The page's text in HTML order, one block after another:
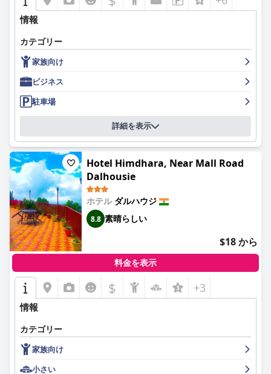
情報
カテゴリー
家族向け
ビジネス
駐車場
詳細を表示
Hotel Himdhara, Near Mall Road
Dalhousie
ホテル ダルハウジ
8.8 素晴らしい
$18 から
料金を表示
$ +3
情報
カテゴリー
家族向け
小さい